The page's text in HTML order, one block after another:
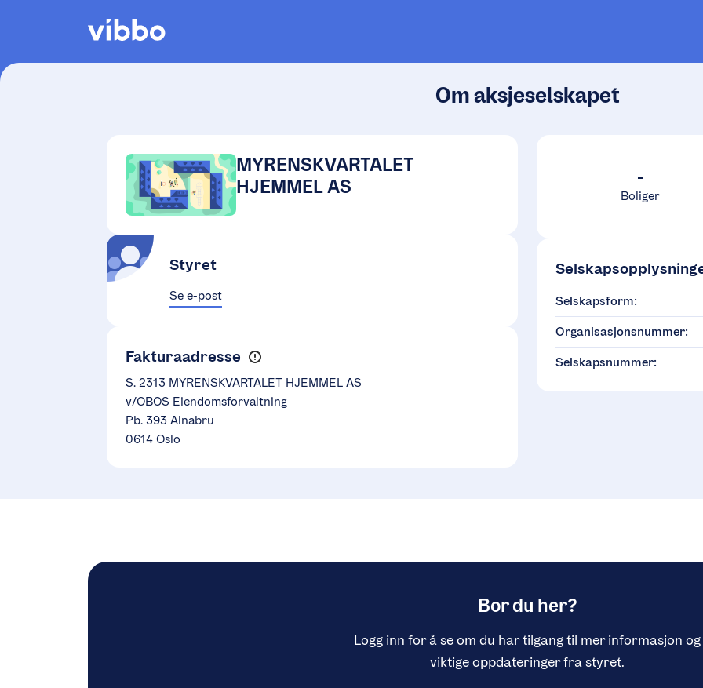
Om aksjeselskapet
MYRENSKVARTALET
HJEMMEL AS
Styret
Se e-post
Fakturaadresse
S. 2313 MYRENSKVARTALET HJEMMEL AS
v/OBOS Eiendomsforvaltning
Pb. 393 Alnabru
0614 Oslo
-
Boliger
Selskapsform:
Organisasjonsnummer:
Selskapsnummer:
Bor du her?
Logg inn for å se om du har tilgang til mer informasjon og
viktige oppdateringer fra styret.